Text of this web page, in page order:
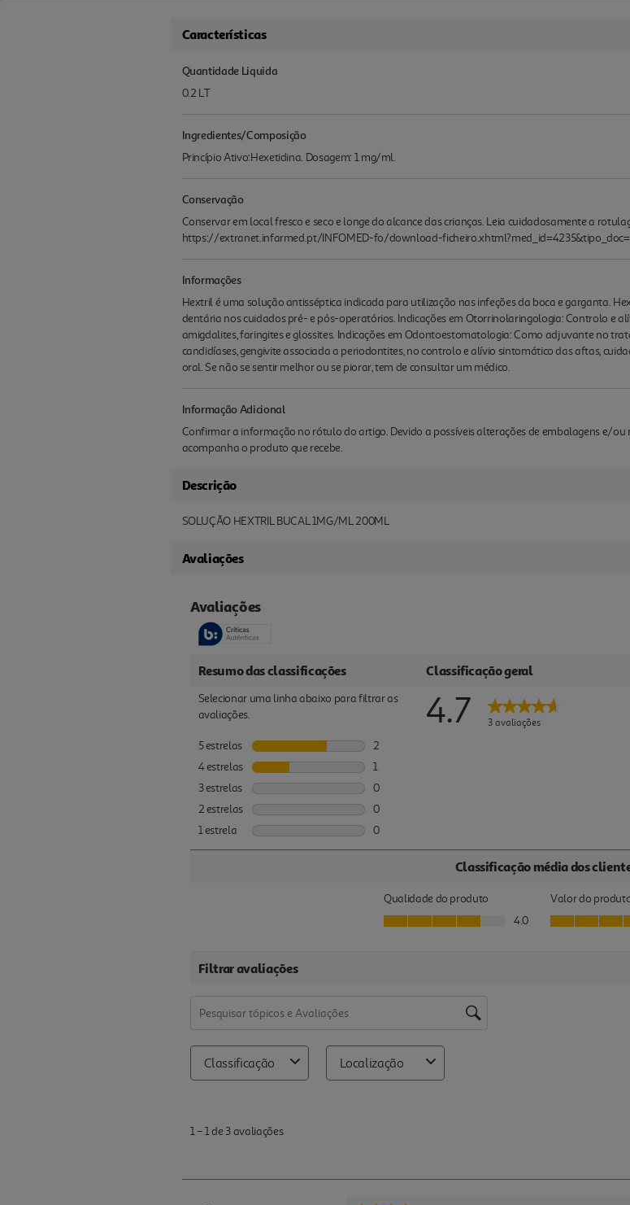
Características
Quantidade Liquida
0.2 LT
Ingredientes/Composição
Princípio Ativo:Hexetidina. Dosagem: 1 mg/ml.
Conservação
Conservar em local fresco e seco e longe do alcance das crianças. Leia cuidadosamente a
https://extranet.infarmed.pt/INFOMED-fo/download-
Informações
Hextril é uma solução antisséptica indicada para utilização nas infeções da boca e garganta.
dentária nos cuidados pré- e pós-operatórios. Indicações em Otorrinolaringologia: Controlo e
amigdalites, faringites e glossites. Indicações em Odontoestomatologia: Como adjuvante no
candidíases, gengivite associada a periodontites, no controlo e alívio sintomático das aftas,
oral. Se não se sentir melhor ou se piorar, tem de consultar um médico.
Informação Adicional
Confirmar a informação no rótulo do artigo. Devido a possíveis alterações de embalagens e/
acompanha o produto que recebe.
Descrição
SOLUÇÃO HEXTRIL BUCAL 1MG/ML 200ML
Avaliações